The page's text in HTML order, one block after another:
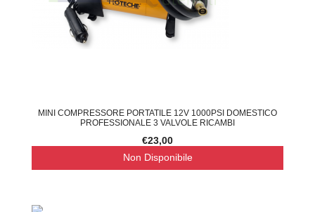
MINI COMPRESSORE PORTATILE 12V 1000PSI DOMESTICO
PROFESSIONALE 3 VALVOLE RICAMBI
€23,00
Non Disponibile